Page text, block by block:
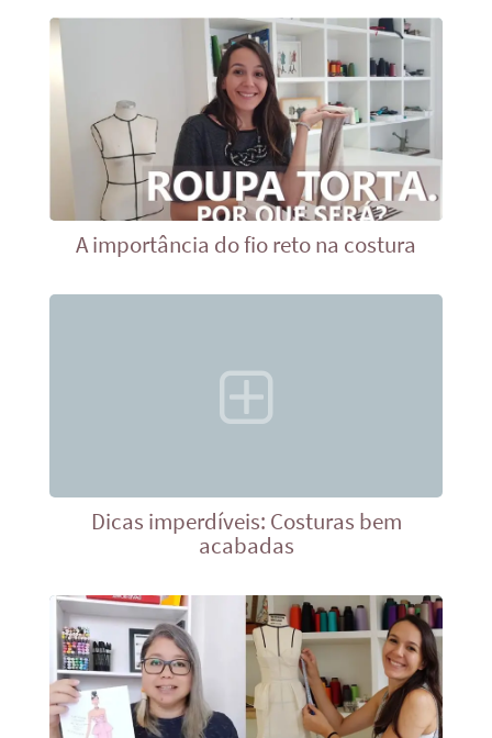
A importância do fio reto na costura
Dicas imperdíveis: Costuras bem
acabadas